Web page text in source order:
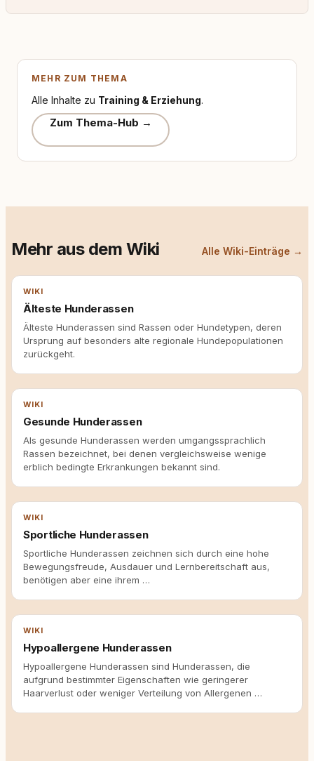
MEHR ZUM THEMA
Alle Inhalte zu Training & Erziehung.
Zum Thema-Hub →
Mehr aus dem Wiki Alle Wiki-Einträge →
WIKI
Älteste Hunderassen
Älteste Hunderassen sind Rassen oder Hundetypen, deren
Ursprung auf besonders alte regionale Hundepopulationen
zurückgeht.
WIKI
Gesunde Hunderassen
Als gesunde Hunderassen werden umgangssprachlich
Rassen bezeichnet, bei denen vergleichsweise wenige
erblich bedingte Erkrankungen bekannt sind.
WIKI
Sportliche Hunderassen
Sportliche Hunderassen zeichnen sich durch eine hohe
Bewegungsfreude, Ausdauer und Lernbereitschaft aus,
benötigen aber eine ihrem …
WIKI
Hypoallergene Hunderassen
Hypoallergene Hunderassen sind Hunderassen, die
aufgrund bestimmter Eigenschaften wie geringerer
Haarverlust oder weniger Verteilung von Allergenen …